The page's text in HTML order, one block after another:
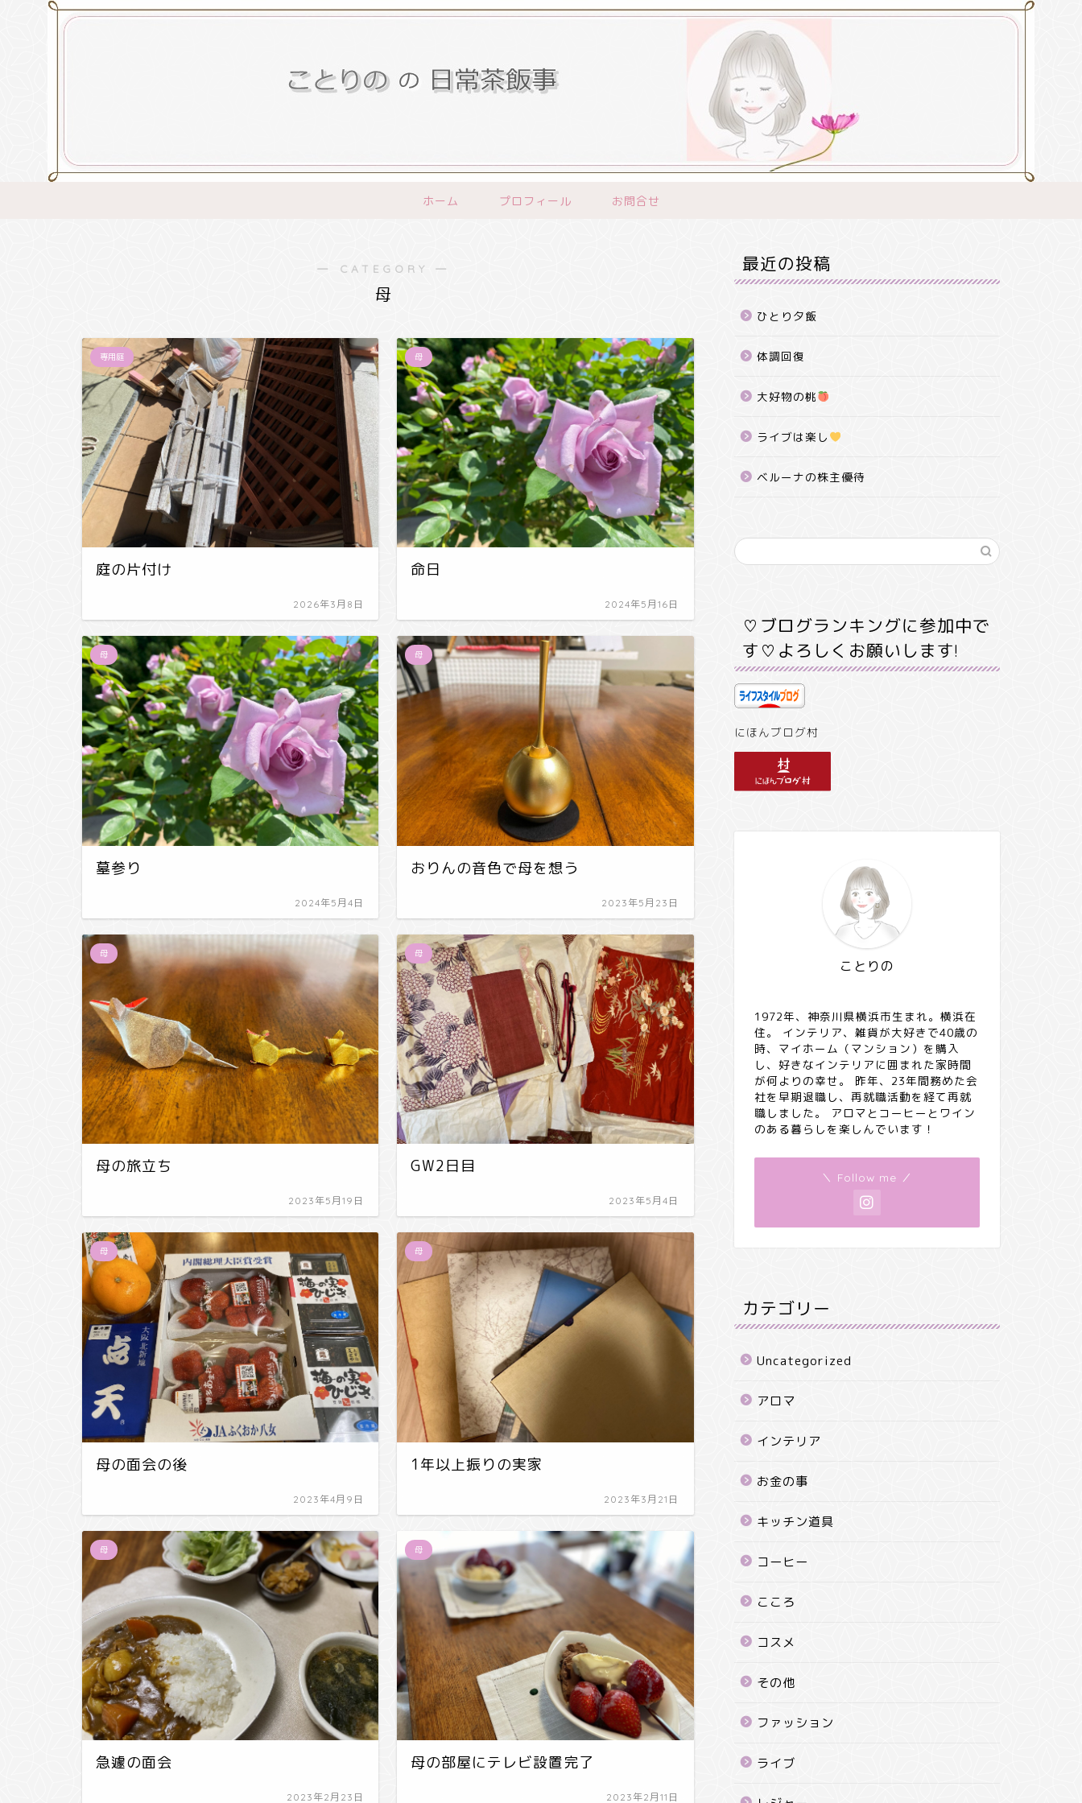
ホーム プロフィール お問合せ
― CATEGORY ―
母
専用庭
庭の片付け
2026年3月8日
母
命日
2024年5月16日
母
墓参り
2024年5月4日
母
おりんの音色で母を想う
2023年5月23日
母
母の旅立ち
2023年5月19日
母
GW2日目
2023年5月4日
母
母の面会の後
2023年4月9日
母
1年以上振りの実家
2023年3月21日
母
急遽の面会
2023年2月23日
母
母の部屋にテレビ設置完了
2023年2月11日
最近の投稿
ひとり夕飯
体調回復
大好物の桃
ライブは楽し
ベルーナの株主優待
♡ブログランキングに参加中で
す♡よろしくお願いします!
にほんブログ村
ことりの
1972年、神奈川県横浜市生まれ。横浜在
住。 インテリア、雑貨が大好きで40歳の
時、マイホーム（マンション）を購入
し、好きなインテリアに囲まれた家時間
が何よりの幸せ。 昨年、23年間務めた会
社を早期退職し、再就職活動を経て再就
職しました。 アロマとコーヒーとワイン
のある暮らしを楽しんでいます！
＼ Follow me ／
カテゴリー
Uncategorized
アロマ
インテリア
お金の事
キッチン道具
コーヒー
こころ
コスメ
その他
ファッション
ライブ